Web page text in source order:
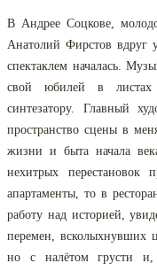
В Андрее Соцкове,
Анатолий Фирстов вдруг
спектаклем началась.
свой юбилей в листах
синтезатору. Главный
пространство сцены в
жизни и быта начала
нехитрых перестановок
апартаменты, то в
работу над историей,
перемен, всколыхнувших
но с налётом грусти и,